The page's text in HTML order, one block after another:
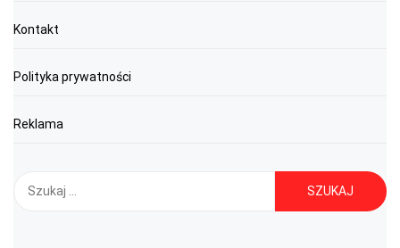
Kontakt
Polityka prywatności
Reklama